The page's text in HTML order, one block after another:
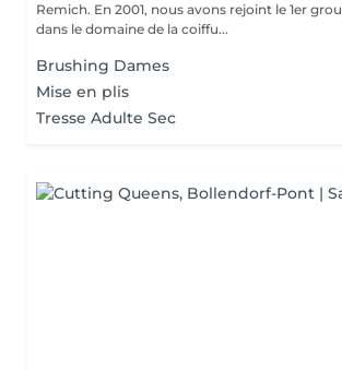
Remich. En 2001, nous avons rejoint le 1er groupement mondial
dans le domaine de la coiffu...
Brushing Dames
Mise en plis
Tresse Adulte Sec